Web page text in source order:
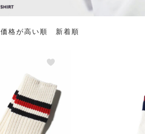
価格が高い順 新着順